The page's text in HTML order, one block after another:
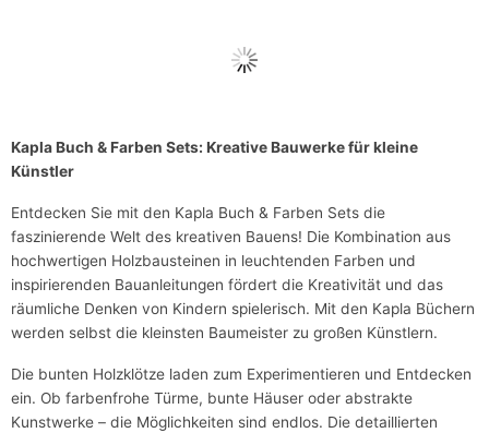
Kapla Buch & Farben Sets: Kreative Bauwerke für kleine
Künstler
Entdecken Sie mit den Kapla Buch & Farben Sets die
faszinierende Welt des kreativen Bauens! Die Kombination aus
hochwertigen Holzbausteinen in leuchtenden Farben und
inspirierenden Bauanleitungen fördert die Kreativität und das
räumliche Denken von Kindern spielerisch. Mit den Kapla Büchern
werden selbst die kleinsten Baumeister zu großen Künstlern.
Die bunten Holzklötze laden zum Experimentieren und Entdecken
ein. Ob farbenfrohe Türme, bunte Häuser oder abstrakte
Kunstwerke – die Möglichkeiten sind endlos. Die detaillierten